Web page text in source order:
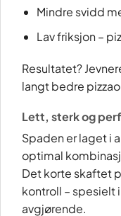
Mindre svidd
Lav friksjon –
Resultatet?
langt bedre
Lett, sterk og
Spaden er laget i
optimal
Det korte skaftet
kontroll – spesielt
avgjørende.